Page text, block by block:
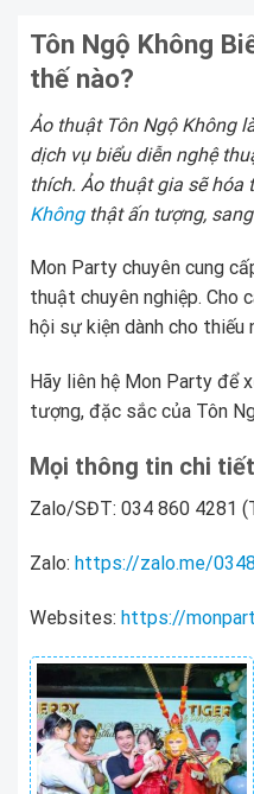
Tôn Ngộ Không
thế nào?
Ảo thuật Tôn Ngộ Không
dịch vụ biểu diễn nghệ
thích. Ảo thuật gia sẽ
Khôngthật ấn tượng,
Mon Party chuyên cung
thuật chuyên nghiệp. Cho
hội sự kiện dành cho thiếu
Hãy liên hệ Mon Party để
tượng, đặc sắc của Tôn
Mọi thông tin chi
Zalo/SĐT: 034 860 4281
Zalo: https://zalo.me/
Websites: https://